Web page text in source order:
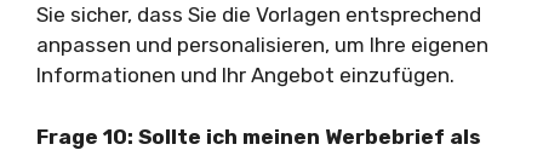
Sie sicher, dass Sie die Vorlagen entsprechend
anpassen und personalisieren, um Ihre eigenen
Informationen und Ihr Angebot einzufügen.
Frage 10: Sollte ich meinen Werbebrief als